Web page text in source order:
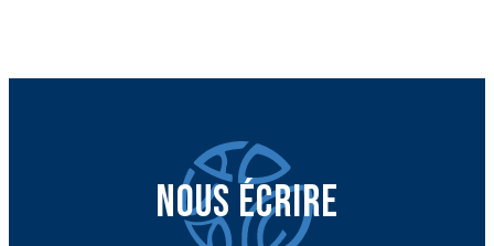
NOUS ÉCRIRE